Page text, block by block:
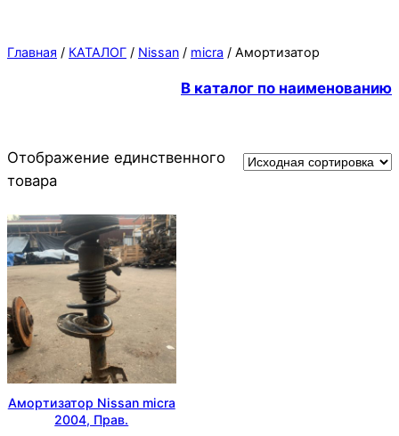
Главная / КАТАЛОГ / Nissan / micra / Амортизатор
В каталог по наименованию
Отображение единственного
товара
Амортизатор Nissan micra
2004, Прав.